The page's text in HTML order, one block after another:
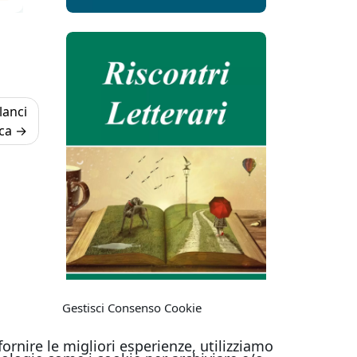
Gestisci Consenso Cookie
le migliori esperienze, utilizziamo